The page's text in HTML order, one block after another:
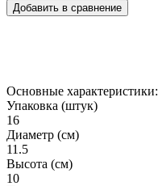
Добавить в сравнение
Основные характеристики:
Упаковка (штук)
16
Диаметр (см)
11.5
Высота (см)
10